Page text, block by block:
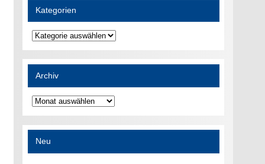
Kategorien
Kategorien
Archiv
Archiv
Neu